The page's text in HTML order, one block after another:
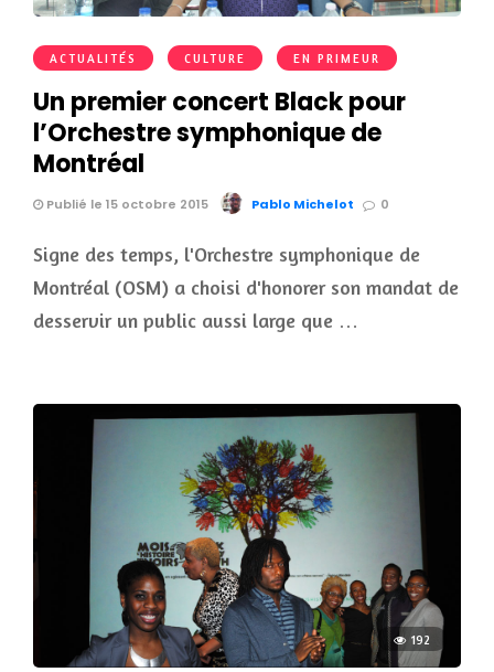
ACTUALITÉS CULTURE EN PRIMEUR
Un premier concert Black pour
l’Orchestre symphonique de
Montréal
Publié le 15 octobre 2015 Pablo Michelot 0
Signe des temps, l'Orchestre symphonique de
Montréal (OSM) a choisi d'honorer son mandat de
desservir un public aussi large que …
192